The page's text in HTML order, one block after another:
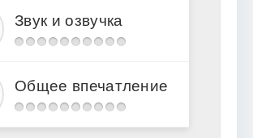
Звук и озвучка
Общее впечатление